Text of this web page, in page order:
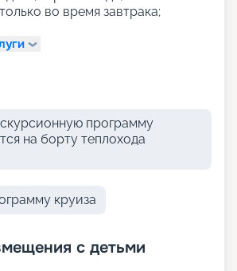
во время завтрака;
программу
на борту теплохода
круиза
с детьми